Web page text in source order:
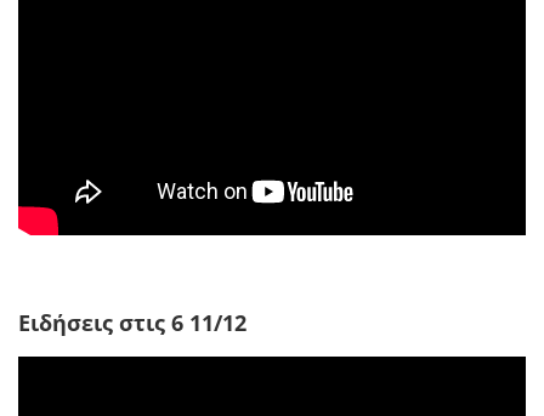
Ειδήσεις στις 6 11/12